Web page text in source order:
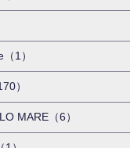
1）
）
MARE（6）